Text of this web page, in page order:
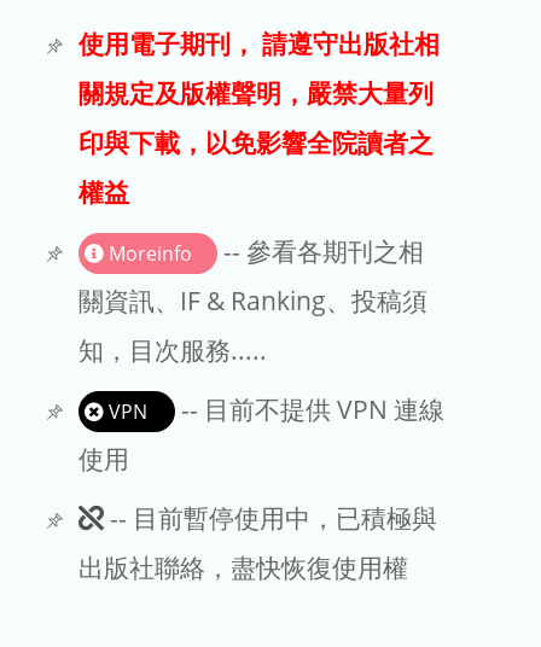
電子期刊
試用
文章處理費
EndNote
使用電子期刊， 請遵守出版社相
關規定及版權聲明，嚴禁大量列
印與下載，以免影響全院讀者之
權益
Moreinfo
-- 參看各期刊之相
關資訊、IF & Ranking、投稿須
知，目次服務.....
VPN
-- 目前不提供 VPN 連線
使用
此
期
-- 目前暫停使用中，已積極與
出版社聯絡，盡快恢復使用權